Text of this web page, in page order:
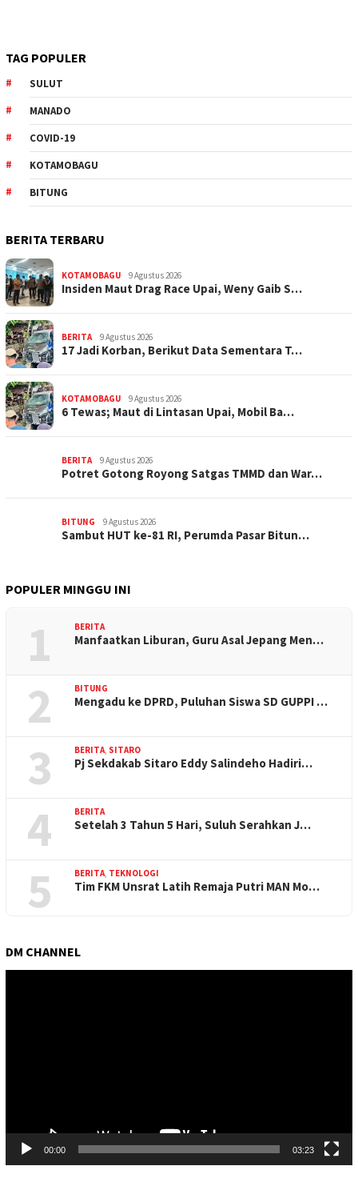
TAG POPULER
SULUT
MANADO
COVID-19
KOTAMOBAGU
BITUNG
BERITA TERBARU
KOTAMOBAGU 9 Agustus 2026
Insiden Maut Drag Race Upai, Weny Gaib S…
BERITA 9 Agustus 2026
17 Jadi Korban, Berikut Data Sementara T…
KOTAMOBAGU 9 Agustus 2026
6 Tewas; Maut di Lintasan Upai, Mobil Ba…
BERITA 9 Agustus 2026
Potret Gotong Royong Satgas TMMD dan War…
BITUNG 9 Agustus 2026
Sambut HUT ke-81 RI, Perumda Pasar Bitun…
POPULER MINGGU INI
1 BERITA
Manfaatkan Liburan, Guru Asal Jepang Men…
2 BITUNG
Mengadu ke DPRD, Puluhan Siswa SD GUPPI …
3 BERITA, SITARO
Pj Sekdakab Sitaro Eddy Salindeho Hadiri…
4 BERITA
Setelah 3 Tahun 5 Hari, Suluh Serahkan J…
5 BERITA, TEKNOLOGI
Tim FKM Unsrat Latih Remaja Putri MAN Mo…
DM CHANNEL
00:00 03:23